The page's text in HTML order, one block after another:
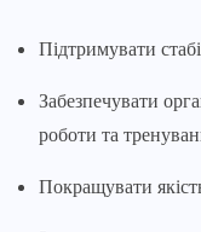
Підтримувати
Забезпечувати
роботи та
Покращувати